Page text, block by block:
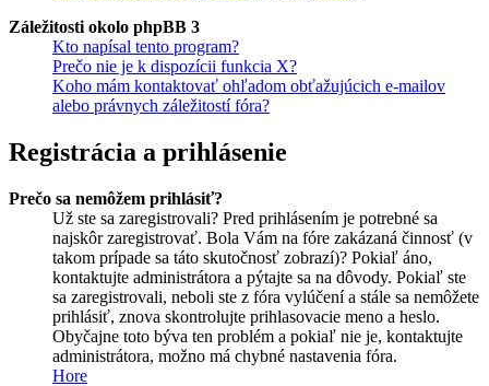
Záležitosti okolo phpBB 3
Kto napísal tento program?
Prečo nie je k dispozícii funkcia X?
Koho mám kontaktovať ohľadom obťažujúcich e-mailov
alebo právnych záležitostí fóra?
Registrácia a prihlásenie
Prečo sa nemôžem prihlásiť?
Už ste sa zaregistrovali? Pred prihlásením je potrebné sa
najskôr zaregistrovať. Bola Vám na fóre zakázaná činnosť (v
takom prípade sa táto skutočnosť zobrazí)? Pokiaľ áno,
kontaktujte administrátora a pýtajte sa na dôvody. Pokiaľ ste
sa zaregistrovali, neboli ste z fóra vylúčení a stále sa nemôžete
prihlásiť, znova skontrolujte prihlasovacie meno a heslo.
Obyčajne toto býva ten problém a pokiaľ nie je, kontaktujte
administrátora, možno má chybné nastavenia fóra.
Hore